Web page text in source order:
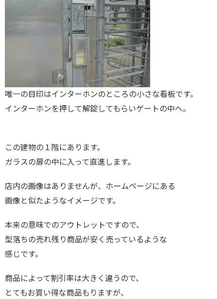
唯一の目印はインターホンのところの小さな看板です。
インターホンを押して解錠してもらいゲートの中へ。
この建物の１階にあります。
ガラスの扉の中に入って直進します。
店内の画像はありませんが、ホームページにある
画像と似たようなイメージです。
本来の意味でのアウトレットですので、
型落ちの売れ残り商品が安く売っているような
感じです。
商品によって割引率は大きく違うので、
とてもお買い得な商品もりますが、